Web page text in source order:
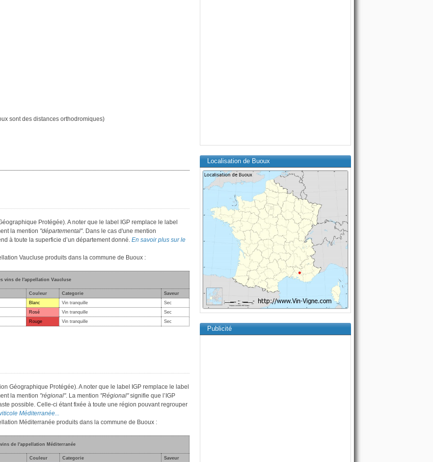
sont des distances orthodromiques)
Protégée). A noter que le label IGP remplace le label
la mention "départemental". Dans le cas d'une mention
à toute la superficie d’un département donné. En savoir plus sur le
Vaucluse produits dans la commune de Buoux :
vins de l'appellation Vaucluse
Couleur Categorie
Saveur
Blanc Vin tranquille
Sec
Rosé Vin tranquille
Sec
Rouge Vin tranquille Sec
Géographique Protégée). A noter que le label IGP remplace le label
la mention "régional". La mention "Régional"signifie que l’IGP
possible. Celle-ci étant fixée à toute une région pouvant regrouper
Méditerranée...
Méditerranée produits dans la commune de Buoux :
de l'appellation Méditerranée
Couleur Categorie
Saveur
Localisation de Buoux
Publicité